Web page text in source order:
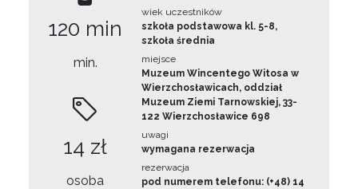
120 min
min.
14 zł
osoba
wiek uczestników
szkoła podstawowa kl. 5-8,
szkoła średnia
miejsce
Muzeum Wincentego Witosa w
Wierzchosławicach, oddział
Muzeum Ziemi Tarnowskiej, 33-
122 Wierzchosławice 698
uwagi
wymagana rezerwacja
rezerwacja
pod numerem telefonu: (+48) 14